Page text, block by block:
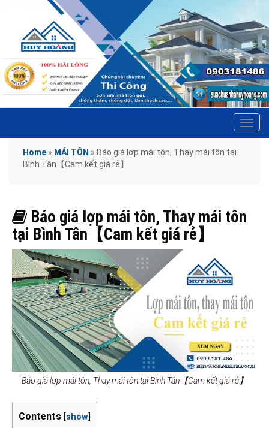
Home » MÁI TÔN » Báo giá lợp mái tôn, Thay mái tôn tại
Bình Tân【Cam kết giá rẻ】
Báo giá lợp mái tôn, Thay mái tôn
tại Bình Tân【Cam kết giá rẻ】
Báo giá lợp mái tôn, Thay mái tôn tại Bình Tân【Cam kết giá rẻ】
Contents [show]